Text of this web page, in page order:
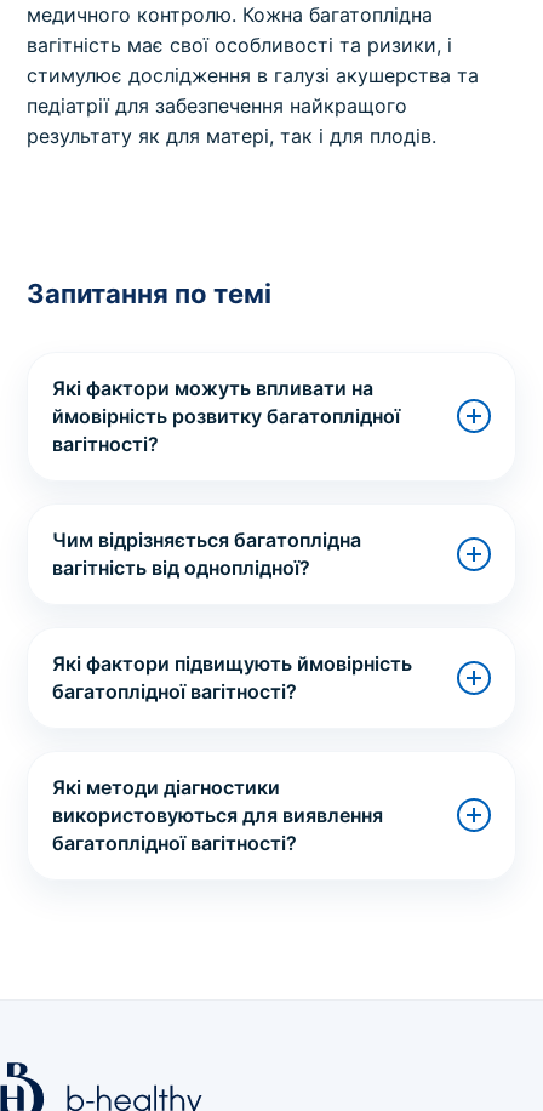
медичного контролю. Кожна багатоплідна
вагітність має свої особливості та ризики, і
стимулює дослідження в галузі акушерства та
педіатрії для забезпечення найкращого
результату як для матері, так і для плодів.
Запитання по темі
Які фактори можуть впливати на
ймовірність розвитку багатоплідної
вагітності?
Чим відрізняється багатоплідна
вагітність від одноплідної?
Які фактори підвищують ймовірність
багатоплідної вагітності?
Які методи діагностики
використовуються для виявлення
багатоплідної вагітності?